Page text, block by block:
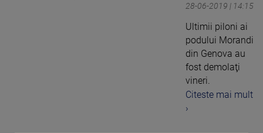
28-06-2019 | 14:15
Ultimii piloni ai
podului Morandi
din Genova au
fost demolaţi
vineri.
Citeste mai mult
›